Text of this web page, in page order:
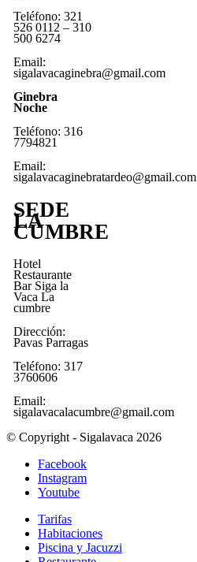
Teléfono: 321
526 0112 – 310
500 6274
Email:
sigalavacaginebra@gmail.com
Ginebra
Noche
Teléfono: 316
7794821
Email:
sigalavacaginebratardeo@gmail.com
SEDE
LA
CUMBRE
Hotel
Restaurante
Bar Siga la
Vaca La
cumbre
Dirección:
Pavas Parragas
Teléfono: 317
3760606
Email:
sigalavacalacumbre@gmail.com
© Copyright - Sigalavaca 2026
Facebook
Instagram
Youtube
Tarifas
Habitaciones
Piscina y Jacuzzi